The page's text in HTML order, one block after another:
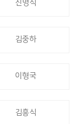
진명식
김중하
이형국
김흥식